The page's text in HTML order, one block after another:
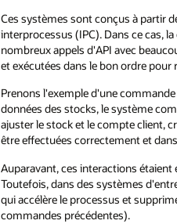
Ces systèmes sont conçus à partir
interprocessus (IPC). Dans ce cas,
nombreux appels d'API avec
et exécutées dans le bon ordre
Prenons l'exemple d'une
données des stocks, le système
ajuster le stock et le compte client,
être effectuées correctement et
Auparavant, ces interactions
Toutefois, dans des systèmes
qui accélère le processus et
commandes précédentes).